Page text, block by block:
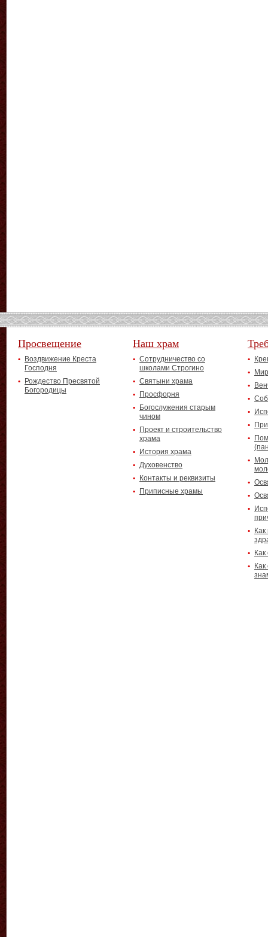
Просвещение
Воздвижение Креста
Господня
Рождество Пресвятой
Богородицы
Наш храм
Сотрудничество со
школами Строгино
Святыни храма
Просфорня
Богослужения старым
чином
Проект и строительство
храма
История храма
Духовенство
Контакты и реквизиты
Приписные храмы
Как